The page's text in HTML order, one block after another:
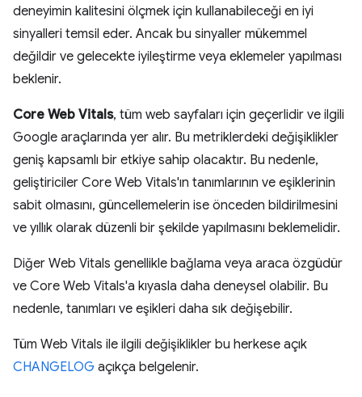
deneyimin kalitesini ölçmek için kullanabileceği en iyi
sinyalleri temsil eder. Ancak bu sinyaller mükemmel
değildir ve gelecekte iyileştirme veya eklemeler yapılması
beklenir.
Core Web Vitals, tüm web sayfaları için geçerlidir ve ilgili
Google araçlarında yer alır. Bu metriklerdeki değişiklikler
geniş kapsamlı bir etkiye sahip olacaktır. Bu nedenle,
geliştiriciler Core Web Vitals'ın tanımlarının ve eşiklerinin
sabit olmasını, güncellemelerin ise önceden bildirilmesini
ve yıllık olarak düzenli bir şekilde yapılmasını beklemelidir.
Diğer Web Vitals genellikle bağlama veya araca özgüdür
ve Core Web Vitals'a kıyasla daha deneysel olabilir. Bu
nedenle, tanımları ve eşikleri daha sık değişebilir.
Tüm Web Vitals ile ilgili değişiklikler bu herkese açık
CHANGELOG açıkça belgelenir.